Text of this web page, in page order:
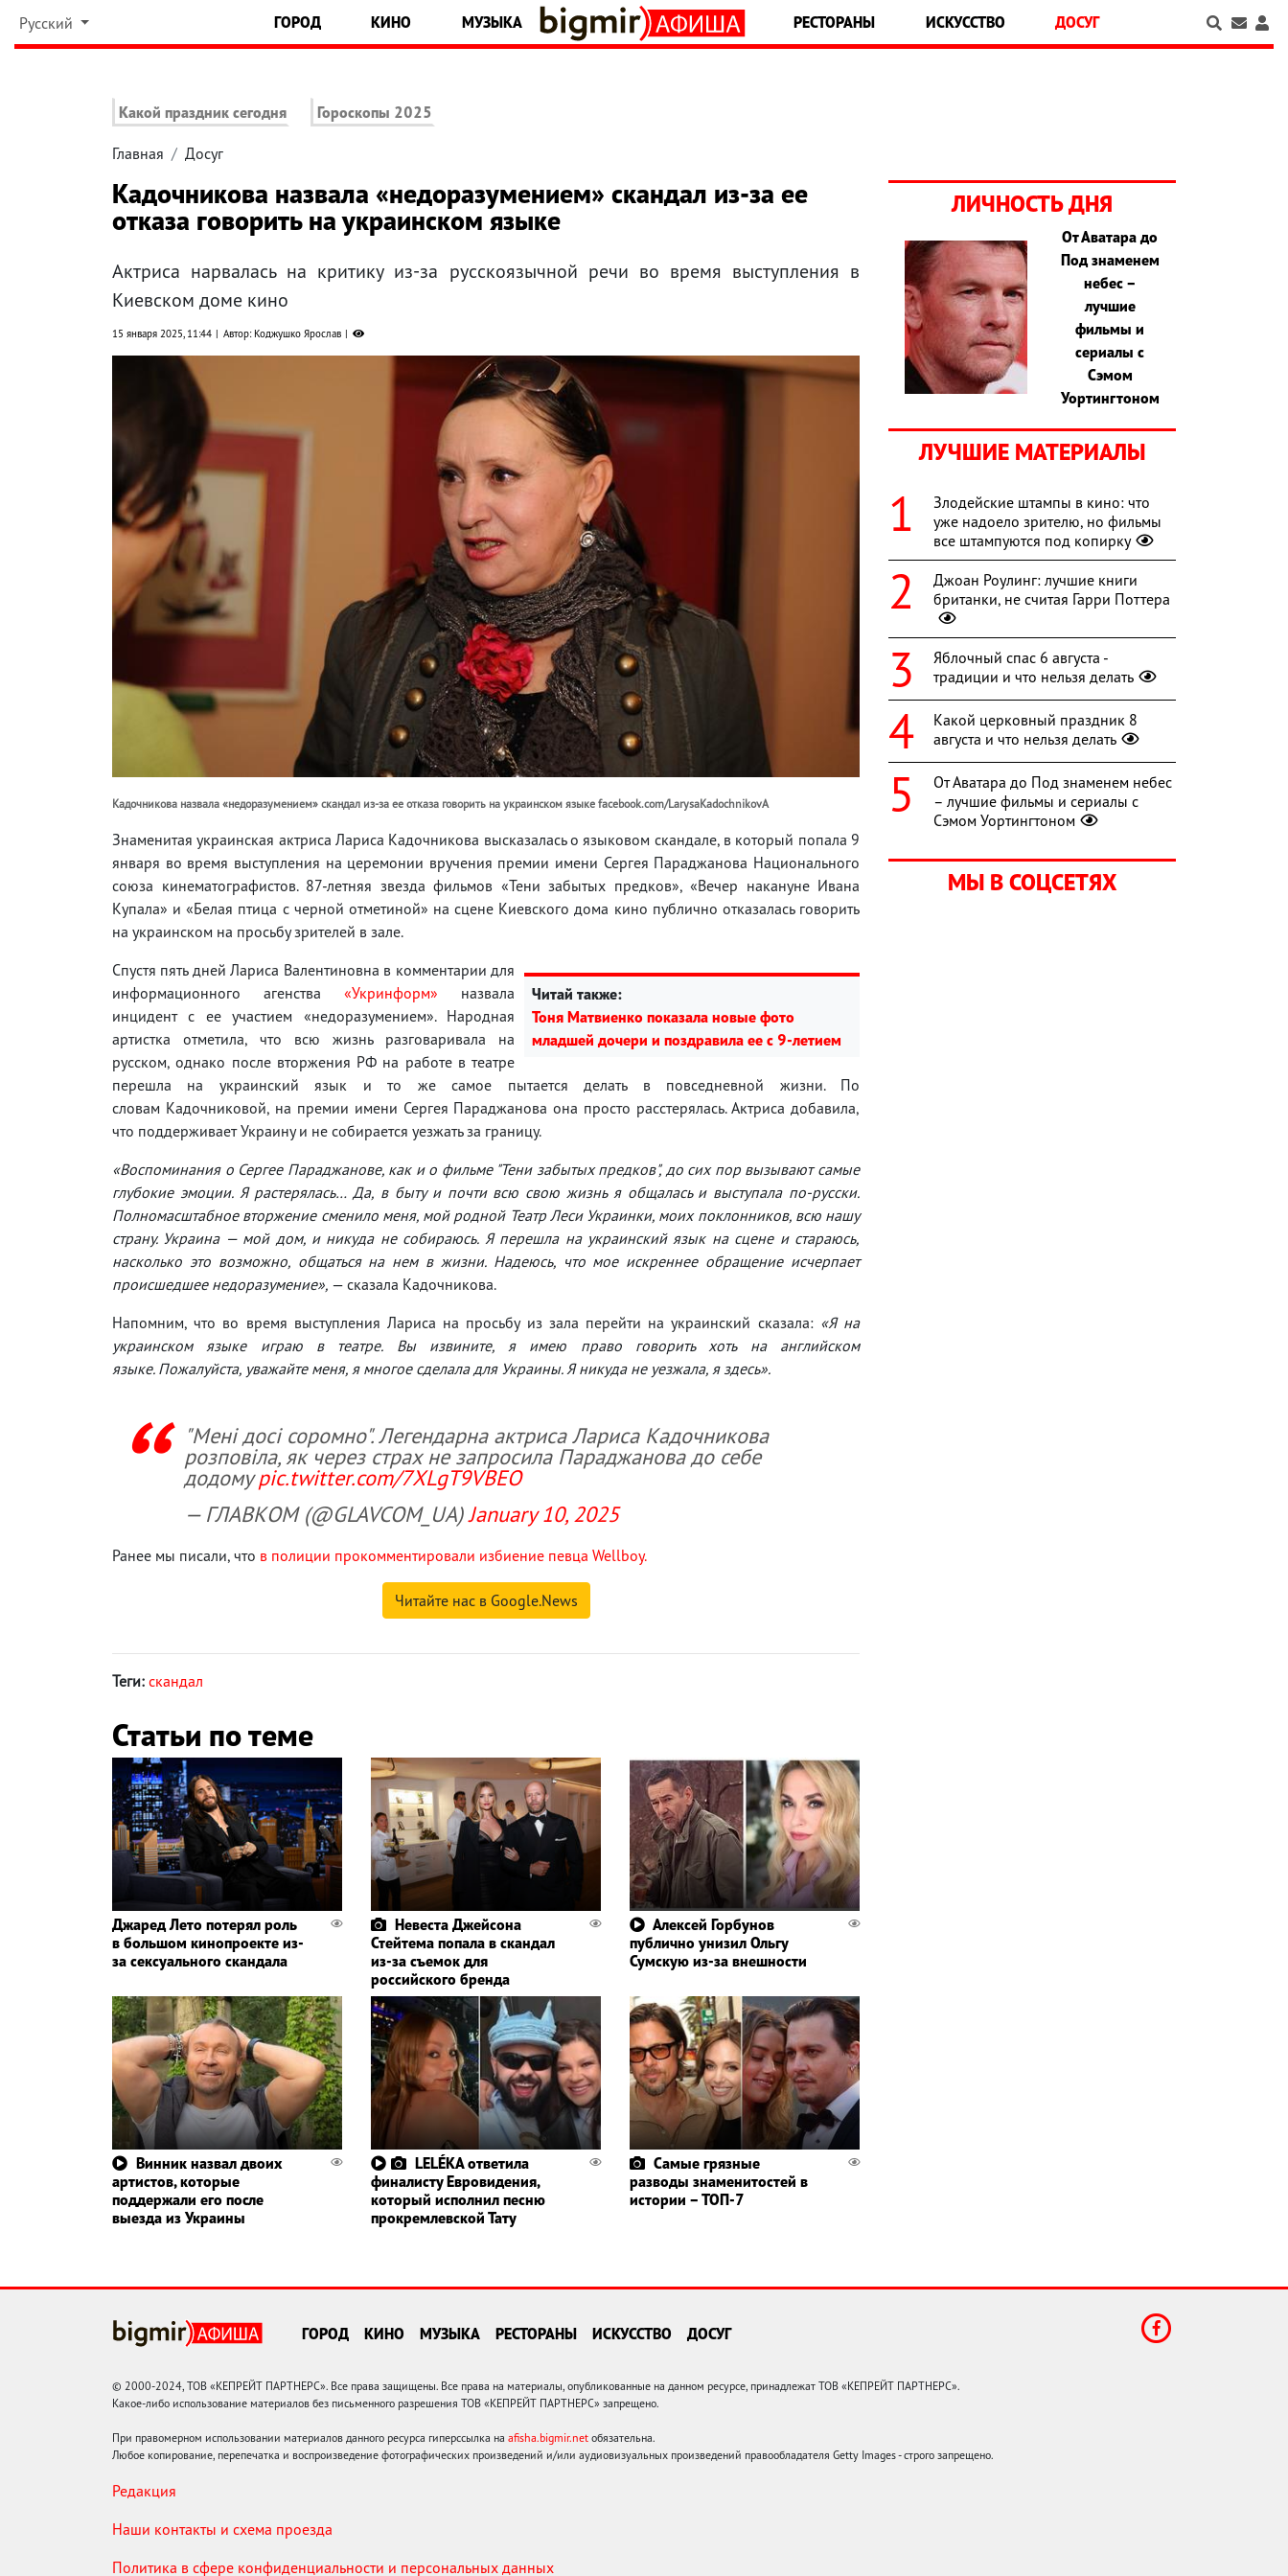
Русский ГОРОД КИНО МУЗЫКА РЕСТОРАНЫ ИСКУССТВО ДОСУГ
Какой праздник сегодня Гороскопы 2025
Главная Досуг
Кадочникова назвала «недоразумением» скандал из-за ее
отказа говорить на украинском языке
Актриса нарвалась на критику из-за русскоязычной речи во время выступления в
Киевском доме кино
15 января 2025, 11:44 Автор: Коджушко Ярослав
Кадочникова назвала «недоразумением» скандал из-за ее отказа говорить на украинском языке facebook.com/LarysaKadochnikovA
Знаменитая украинская актриса Лариса Кадочникова высказалась о языковом скандале, в который попала 9
января во время выступления на церемонии вручения премии имени Сергея Параджанова Национального
союза кинематографистов. 87-летняя звезда фильмов «Тени забытых предков», «Вечер накануне Ивана
Купала» и «Белая птица с черной отметиной» на сцене Киевского дома кино публично отказалась говорить
на украинском на просьбу зрителей в зале.
Читай также:
Тоня Матвиенко показала новые фото
младшей дочери и поздравила ее с 9-летием
Спустя пять дней Лариса Валентиновна в комментарии для
информационного агенства «Укринформ» назвала
инцидент с ее участием «недоразумением». Народная
артистка отметила, что всю жизнь разговаривала на
русском, однако после вторжения РФ на работе в театре
перешла на украинский язык и то же самое пытается делать в повседневной жизни. По
словам Кадочниковой, на премии имени Сергея Параджанова она просто расстерялась. Актриса добавила,
что поддерживает Украину и не собирается уезжать за границу.
«Воспоминания о Сергее Параджанове, как и о фильме "Тени забытых предков", до сих пор вызывают самые
глубокие эмоции. Я растерялась… Да, в быту и почти всю свою жизнь я общалась и выступала по-русски.
Полномасштабное вторжение сменило меня, мой родной Театр Леси Украинки, моих поклонников, всю нашу
страну. Украина — мой дом, и никуда не собираюсь. Я перешла на украинский язык на сцене и стараюсь,
насколько это возможно, общаться на нем в жизни. Надеюсь, что мое искреннее обращение исчерпает
происшедшее недоразумение», — сказала Кадочникова.
Напомним, что во время выступления Лариса на просьбу из зала перейти на украинский сказала: «Я на
украинском языке играю в театре. Вы извините, я имею право говорить хоть на английском
языке. Пожалуйста, уважайте меня, я многое сделала для Украины. Я никуда не уезжала, я здесь».
"Мені досі соромно". Легендарна актриса Лариса Кадочникова
розповіла, як через страх не запросила Параджанова до себе
додомуpic.twitter.com/7XLgT9VBEO
— ГЛАВКОМ (@GLAVCOM_UA)January 10, 2025
Ранее мы писали, что в полиции прокомментировали избиение певца Wellboy.
Читайте нас в Google.News
Теги: скандал
Статьи по теме
Джаред Лето потерял роль
в большом кинопроекте из-
за сексуального скандала
Невеста Джейсона
Стейтема попала в скандал
из-за съемок для
российского бренда
Алексей Горбунов
публично унизил Ольгу
Сумскую из-за внешности
Винник назвал двоих
артистов, которые
поддержали его после
выезда из Украины
LELÉKA ответила
финалисту Евровидения,
который исполнил песню
прокремлевской Тату
Самые грязные
разводы знаменитостей в
истории – ТОП-7
ЛИЧНОСТЬ ДНЯ
От Аватара до
Под знаменем
небес –
лучшие
фильмы и
сериалы с
Сэмом
Уортингтоном
ЛУЧШИЕ МАТЕРИАЛЫ
Злодейские штампы в кино: что
уже надоело зрителю, но фильмы
все штампуются под копирку
Джоан Роулинг: лучшие книги
британки, не считая Гарри Поттера
Яблочный спас 6 августа -
традиции и что нельзя делать
Какой церковный праздник 8
августа и что нельзя делать
От Аватара до Под знаменем небес
– лучшие фильмы и сериалы с
Сэмом Уортингтоном
МЫ В СОЦСЕТЯХ
ГОРОД КИНО МУЗЫКА РЕСТОРАНЫ ИСКУССТВО ДОСУГ
© 2000-2024, ТОВ «КЕПРЕЙТ ПАРТНЕРС». Все права защищены. Все права на материалы, опубликованные на данном ресурсе, принадлежат ТОВ «КЕПРЕЙТ ПАРТНЕРС».
Какое-либо использование материалов без письменного разрешения ТОВ «КЕПРЕЙТ ПАРТНЕРС» запрещено.
При правомерном использовании материалов данного ресурса гиперссылка на afisha.bigmir.net обязательна.
Любое копирование, перепечатка и воспроизведение фотографических произведений и/или аудиовизуальных произведений правообладателя Getty Images - строго запрещено.
Редакция
Наши контакты и схема проезда
Политика в сфере конфиденциальности и персональных данных